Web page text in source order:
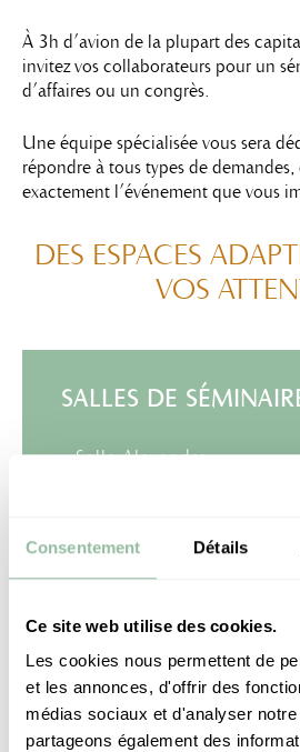
Consentement Détails
Ce site web utilise des cookies.
Les cookies nous permettent de
et les annonces, d'offrir des
médias sociaux et d'analyser
partageons également des
À 3h d’avion de la plupart des
invitez vos collaborateurs pour un
d’affaires ou un congrès.
Une équipe spécialisée vous sera
répondre à tous types de
exactement l’événement que vous
DES ESPACES
VOS
SALLES DE
> Salle Alexandre
SALLE